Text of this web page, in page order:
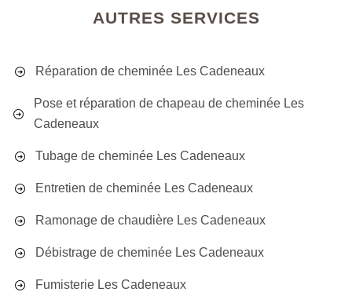
AUTRES SERVICES
Réparation de cheminée Les Cadeneaux
Pose et réparation de chapeau de cheminée Les
Cadeneaux
Tubage de cheminée Les Cadeneaux
Entretien de cheminée Les Cadeneaux
Ramonage de chaudière Les Cadeneaux
Débistrage de cheminée Les Cadeneaux
Fumisterie Les Cadeneaux